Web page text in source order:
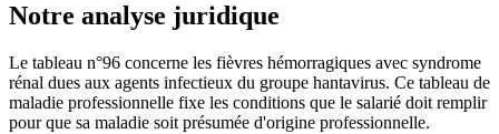
Notre analyse juridique
Le tableau n°96 concerne les fièvres hémorragiques avec syndrome
rénal dues aux agents infectieux du groupe hantavirus. Ce tableau de
maladie professionnelle fixe les conditions que le salarié doit remplir
pour que sa maladie soit présumée d'origine professionnelle.